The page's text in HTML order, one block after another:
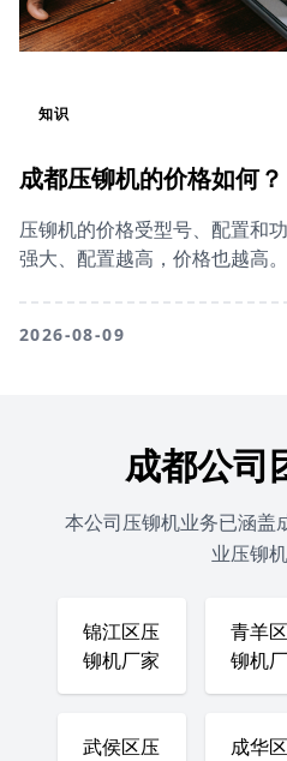
知识
成都压铆机的价格如何？
压铆机的价格受型号、配置和
强大、配置越高，价格也越高。
2026-08-09
成都公司
本公司压铆机业务已涵盖
业压铆
锦江区压
铆机厂家
青羊
铆机
武侯区压
成华